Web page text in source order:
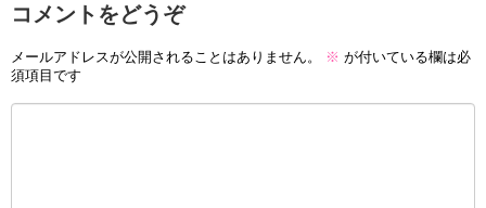
コメントをどうぞ
メールアドレスが公開されることはありません。 ※ が付いている欄は必
須項目です